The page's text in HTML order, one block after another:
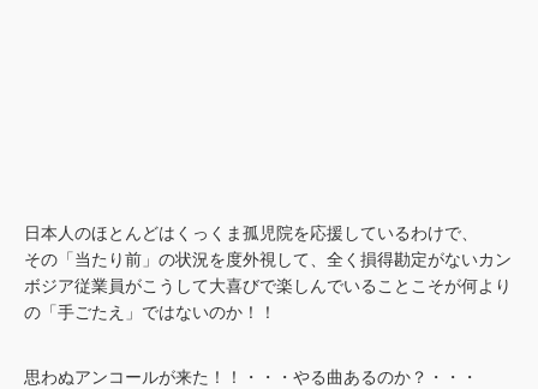
日本人のほとんどはくっくま孤児院を応援しているわけで、
その「当たり前」の状況を度外視して、全く損得勘定がないカン
ボジア従業員がこうして大喜びで楽しんでいることこそが何より
の「手ごたえ」ではないのか！！
思わぬアンコールが来た！！・・・やる曲あるのか？・・・